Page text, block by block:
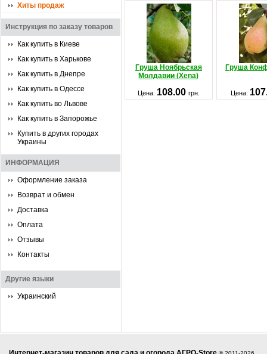
Хиты продаж
Инструкция по заказу товаров
Как купить в Киеве
Как купить в Харькове
Как купить в Днепре
Как купить в Одессе
Как купить во Львове
Как купить в Запорожье
Купить в других городах
Украины
ИНФОРМАЦИЯ
Оформление заказа
Возврат и обмен
Доставка
Оплата
Отзывы
Контакты
Другие языки
Украинский
Груша Ноябрьская
Молдавии (Xena)
Груша
Цена: 108.00 грн. Цена: